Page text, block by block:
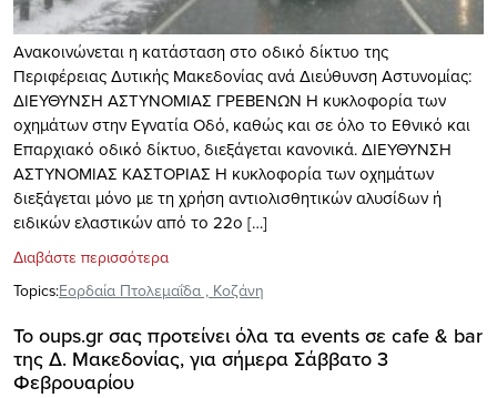
Ανακοινώνεται η κατάσταση στο οδικό δίκτυο της
Περιφέρειας Δυτικής Μακεδονίας ανά Διεύθυνση Αστυνομίας:
ΔΙΕΥΘΥΝΣΗ ΑΣΤΥΝΟΜΙΑΣ ΓΡΕΒΕΝΩΝ Η κυκλοφορία των
οχημάτων στην Εγνατία Οδό, καθώς και σε όλο το Εθνικό και
Επαρχιακό οδικό δίκτυο, διεξάγεται κανονικά. ΔΙΕΥΘΥΝΣΗ
ΑΣΤΥΝΟΜΙΑΣ ΚΑΣΤΟΡΙΑΣ Η κυκλοφορία των οχημάτων
διεξάγεται μόνο με τη χρήση αντιολισθητικών αλυσίδων ή
ειδικών ελαστικών από το 22ο […]
Διαβάστε περισσότερα
Topics:Εορδαία Πτολεμαΐδα , Κοζάνη
Το oups.gr σας προτείνει όλα τα events σε cafe & bar
της Δ. Μακεδονίας, για σήμερα Σάββατο 3
Φεβρουαρίου